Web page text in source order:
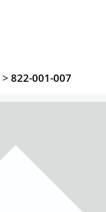
> 822-001-007